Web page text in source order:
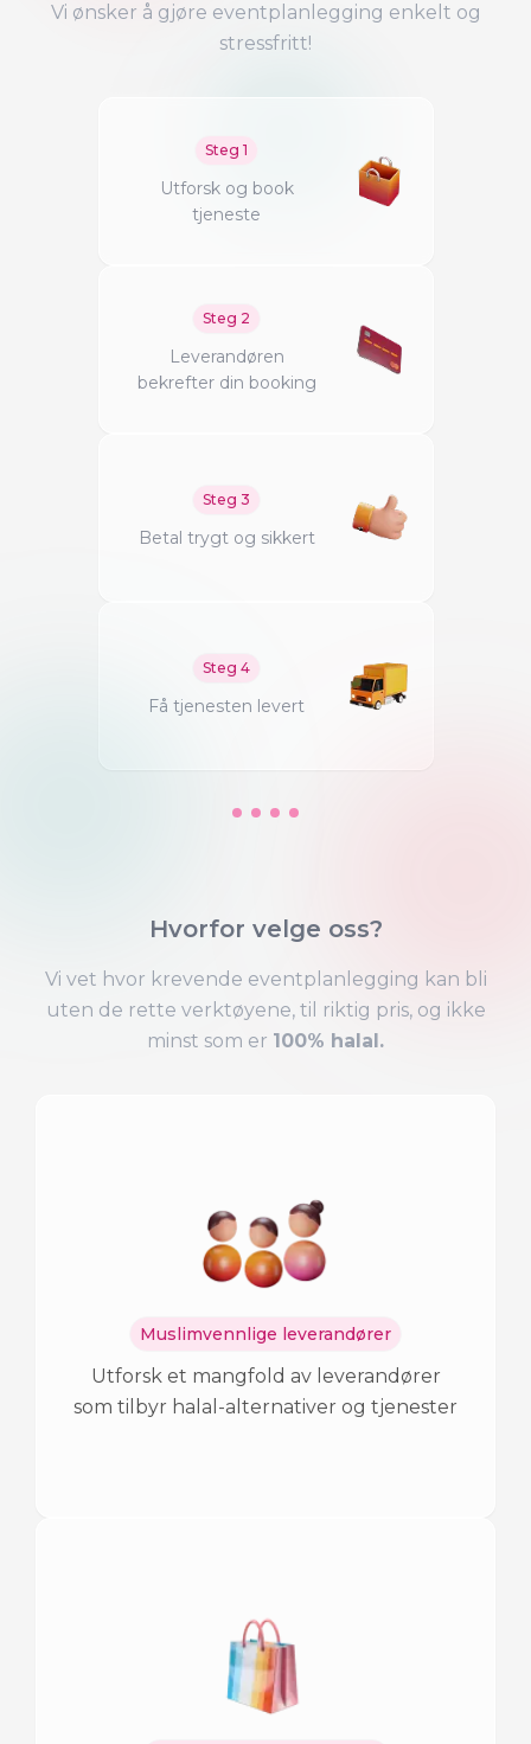
Vi ønsker å gjøre eventplanlegging enkelt og
stressfritt!
Steg 1
Utforsk og book
tjeneste
Steg 2
Leverandøren
bekrefter din booking
Steg 3
Betal trygt og sikkert
Steg 4
Få tjenesten levert
Hvorfor velge oss?
Vi vet hvor krevende eventplanlegging kan bli
uten de rette verktøyene, til riktig pris, og ikke
minst som er 100% halal.
Muslimvennlige leverandører
Utforsk et mangfold av leverandører
som tilbyr halal-alternativer og tjenester